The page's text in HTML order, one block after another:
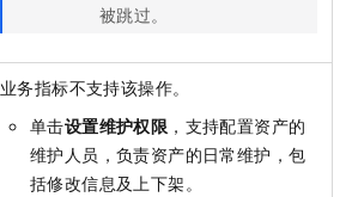
被跳过。
业务指标不支持该操作。
单击设置维护权限 ，支持配置资产的
维护人员，负责资产的日常维护，包
括修改信息及上下架。